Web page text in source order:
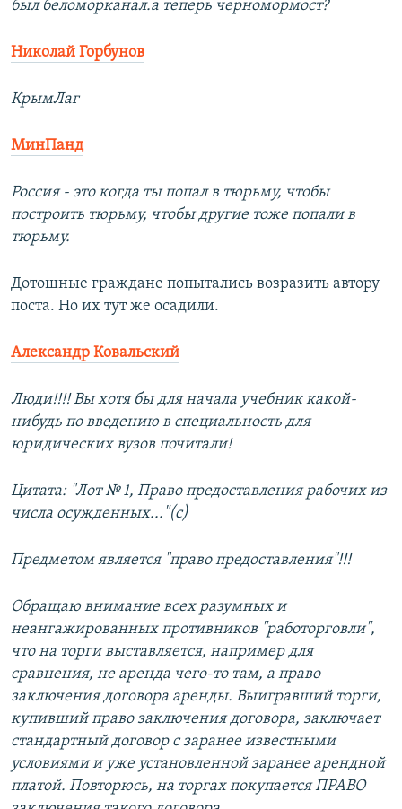
был беломорканал.а теперь черномормост?
Николай Горбунов
КрымЛаг
МинПанд
Россия - это когда ты попал в тюрьму, чтобы
построить тюрьму, чтобы другие тоже попали в
тюрьму.
Дотошные граждане попытались возразить автору
поста. Но их тут же осадили.
Александр Ковальский
Люди!!!! Вы хотя бы для начала учебник какой-
нибудь по введению в специальность для
юридических вузов почитали!
Цитата: "Лот № 1, Право предоставления рабочих из
числа осужденных..."(с)
Предметом является "право предоставления"!!!
Обращаю внимание всех разумных и
неангажированных противников "работорговли",
что на торги выставляется, например для
сравнения, не аренда чего-то там, а право
заключения договора аренды. Выигравший торги,
купивший право заключения договора, заключает
стандартный договор с заранее известными
условиями и уже установленной заранее арендной
платой. Повторюсь, на торгах покупается ПРАВО